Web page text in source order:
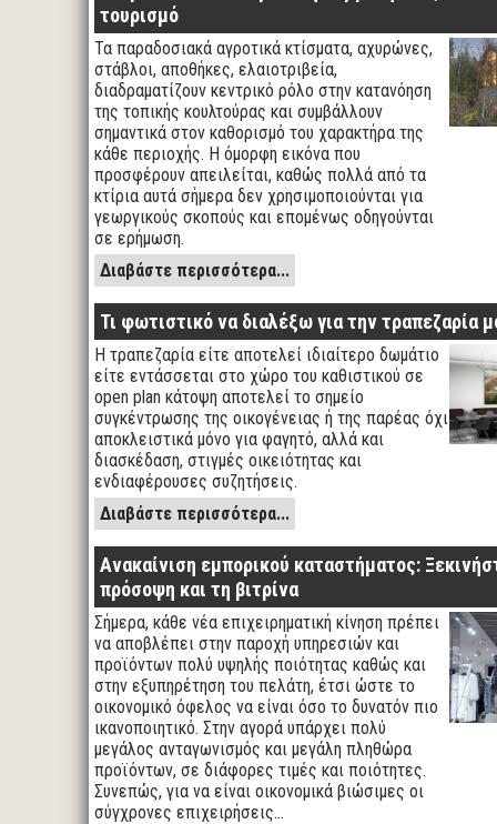
τουρισμό
Τα παραδοσιακά αγροτικά κτίσματα, αχυρώνες,
στάβλοι, αποθήκες, ελαιοτριβεία,
διαδραματίζουν κεντρικό ρόλο στην κατανόηση
της τοπικής κουλτούρας και συμβάλλουν
σημαντικά στον καθορισμό του χαρακτήρα της
κάθε περιοχής. Η όμορφη εικόνα που
προσφέρουν απειλείται, καθώς πολλά από τα
κτίρια αυτά σήμερα δεν χρησιμοποιούνται για
γεωργικούς σκοπούς και επομένως οδηγούνται
σε ερήμωση.
Διαβάστε περισσότερα...
Τι φωτιστικό να διαλέξω για την τραπεζαρία
Η τραπεζαρία είτε αποτελεί ιδιαίτερο δωμάτιο
είτε εντάσσεται στο χώρο του καθιστικού σε
open plan κάτοψη αποτελεί το σημείο
συγκέντρωσης της οικογένειας ή της παρέας όχι
αποκλειστικά μόνο για φαγητό, αλλά και
διασκέδαση, στιγμές οικειότητας και
ενδιαφέρουσες συζητήσεις.
Διαβάστε περισσότερα...
Ανακαίνιση εμπορικού καταστήματος:
πρόσοψη και τη βιτρίνα
Σήμερα, κάθε νέα επιχειρηματική κίνηση πρέπει
να αποβλέπει στην παροχή υπηρεσιών και
προϊόντων πολύ υψηλής ποιότητας καθώς και
στην εξυπηρέτηση του πελάτη, έτσι ώστε το
οικονομικό όφελος να είναι όσο το δυνατόν πιο
ικανοποιητικό. Στην αγορά υπάρχει πολύ
μεγάλος ανταγωνισμός και μεγάλη πληθώρα
προϊόντων, σε διάφορες τιμές και ποιότητες.
Συνεπώς, για να είναι οικονομικά βιώσιμες οι
σύγχρονες επιχειρήσεις…